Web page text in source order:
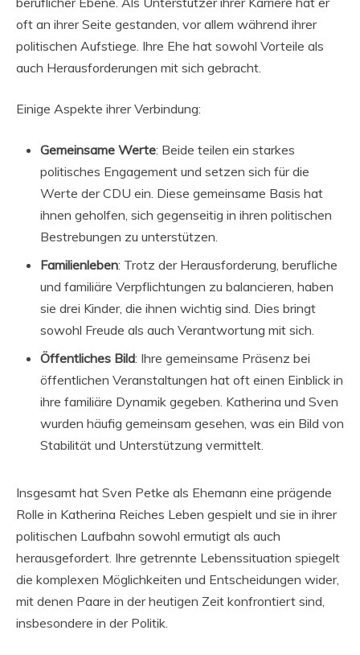
oft an ihrer Seite gestanden, vor allem während ihrer
politischen Aufstiege. Ihre Ehe hat sowohl Vorteile als
auch Herausforderungen mit sich gebracht.
Einige Aspekte ihrer Verbindung:
Gemeinsame Werte: Beide teilen ein starkes
politisches Engagement und setzen sich für die
Werte der CDU ein. Diese gemeinsame Basis hat
ihnen geholfen, sich gegenseitig in ihren politischen
Bestrebungen zu unterstützen.
Familienleben: Trotz der Herausforderung, berufliche
und familiäre Verpflichtungen zu balancieren, haben
sie drei Kinder, die ihnen wichtig sind. Dies bringt
sowohl Freude als auch Verantwortung mit sich.
Öffentliches Bild: Ihre gemeinsame Präsenz bei
öffentlichen Veranstaltungen hat oft einen Einblick in
ihre familiäre Dynamik gegeben. Katherina und Sven
wurden häufig gemeinsam gesehen, was ein Bild von
Stabilität und Unterstützung vermittelt.
Insgesamt hat Sven Petke als Ehemann eine prägende
Rolle in Katherina Reiches Leben gespielt und sie in ihrer
politischen Laufbahn sowohl ermutigt als auch
herausgefordert. Ihre getrennte Lebenssituation spiegelt
die komplexen Möglichkeiten und Entscheidungen wider,
mit denen Paare in der heutigen Zeit konfrontiert sind,
insbesondere in der Politik.